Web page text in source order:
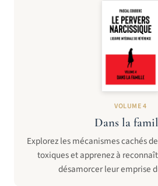
VOLUME 4
Dans la
Explorez les mécanismes cachés
toxiques et apprenez à
désamorcer leur emprise